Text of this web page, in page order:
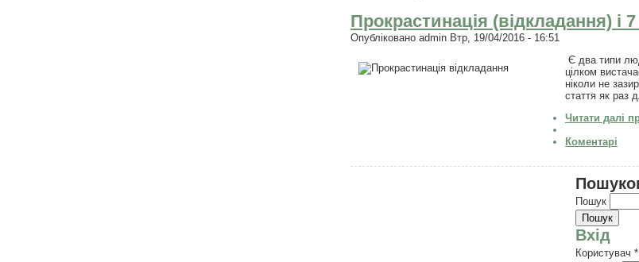
Прокрастинація (відкладання) і
Опубліковано adminВтр, 19/04/2016 - 16:51
Є два типи
цілком
ніколи не
стаття як раз
Читати далі
Коментарі
Пошук
Вхід
Користувач*